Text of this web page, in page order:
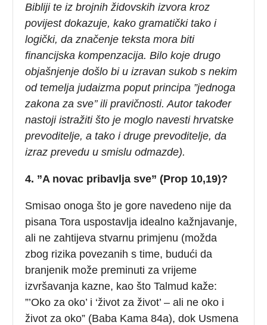
Bibliji te iz brojnih židovskih izvora kroz
povijest dokazuje, kako gramatički tako i
logički, da značenje teksta mora biti
financijska kompenzacija. Bilo koje drugo
objašnjenje došlo bi u izravan sukob s nekim
od temelja judaizma poput principa ”jednoga
zakona za sve’’ ili pravičnosti. Autor također
nastoji istražiti što je moglo navesti hrvatske
prevoditelje, a tako i druge prevoditelje, da
izraz prevedu u smislu odmazde).
4. ”A novac pribavlja sve” (Prop 10,19)?
Smisao onoga što je gore navedeno nije da
pisana Tora uspostavlja idealno kažnjavanje,
ali ne zahtijeva stvarnu primjenu (možda
zbog rizika povezanih s time, budući da
branjenik može preminuti za vrijeme
izvršavanja kazne, kao što Talmud kaže:
”’Oko za oko’ i ‘život za život’ – ali ne oko i
život za oko” (Baba Kama 84a), dok Usmena